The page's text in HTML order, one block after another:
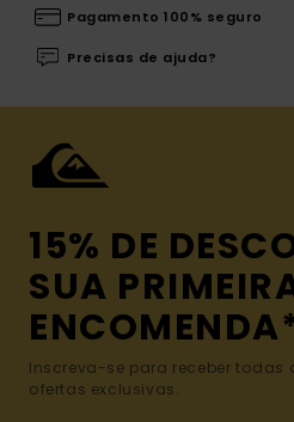
Pagamento 100% seguro
Precisas de ajuda?
15% DE
SUA
Inscreva-se para receber
ofertas exclusivas.